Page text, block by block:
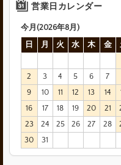
営業日カレンダー
今月(2026年8月)
日
月 火 水 木 金
2
3 4 5 6 7
9
10 11 12 13 14
16
17 18 19 20 21
23
24 25 26 27 28
30
31